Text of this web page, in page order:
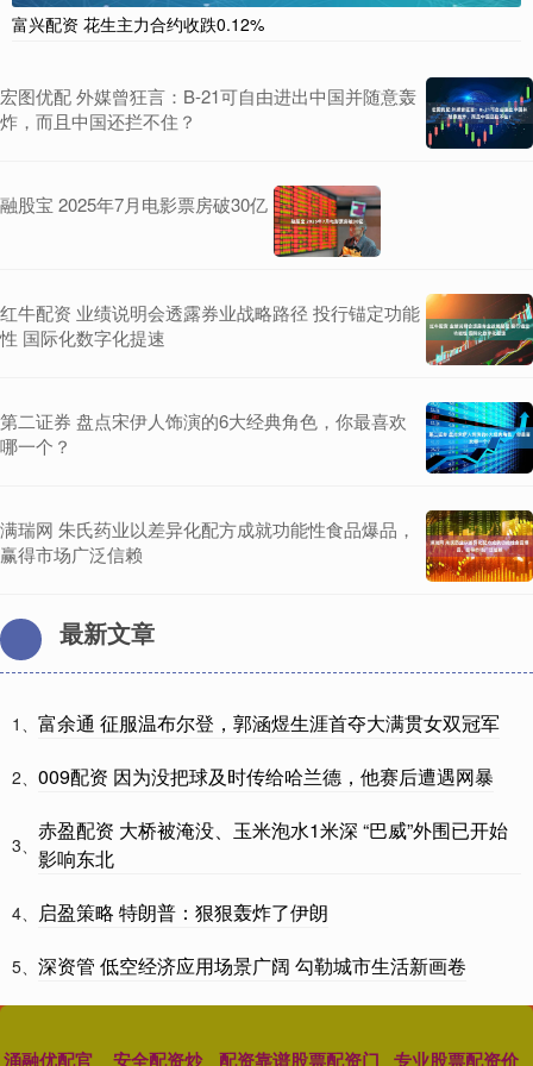
富兴配资 花生主力合约收跌0.12%
宏图优配 外媒曾狂言：B-21可自由进出中国并随意轰
炸，而且中国还拦不住？
融股宝 2025年7月电影票房破30亿
红牛配资 业绩说明会透露券业战略路径 投行锚定功能
性 国际化数字化提速
第二证券 盘点宋伊人饰演的6大经典角色，你最喜欢
哪一个？
满瑞网 朱氏药业以差异化配方成就功能性食品爆品，
赢得市场广泛信赖
最新文章
1、 富余通 征服温布尔登，郭涵煜生涯首夺大满贯女双冠军
2、 009配资 因为没把球及时传给哈兰德，他赛后遭遇网暴
3、
赤盈配资 大桥被淹没、玉米泡水1米深 “巴威”外围已开始
影响东北
4、 启盈策略 特朗普：狠狠轰炸了伊朗
5、 深资管 低空经济应用场景广阔 勾勒城市生活新画卷
涌融优配官 安全配资炒 配资靠谱股票配资门 专业股票配资价